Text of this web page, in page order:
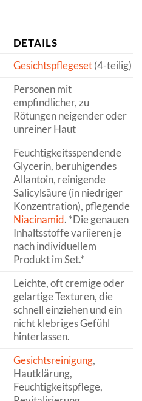
DETAILS
Gesichtspflegeset(4-teilig)
Personen mit
empfindlicher, zu
Rötungen neigender oder
unreiner Haut
Feuchtigkeitsspendende
Glycerin, beruhigendes
Allantoin, reinigende
Salicylsäure (in niedriger
Konzentration), pflegende
Niacinamid. *Die genauen
Inhaltsstoffe variieren je
nach individuellem
Produkt im Set.*
Leichte, oft cremige oder
gelartige Texturen, die
schnell einziehen und ein
nicht klebriges Gefühl
hinterlassen.
Gesichtsreinigung,
Hautklärung,
Feuchtigkeitspflege,